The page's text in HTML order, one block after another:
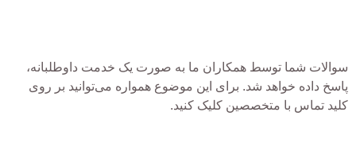
سوالات شما توسط همکاران ما به صورت یک خدمت داوطلبانه،
پاسخ داده خواهد شد. برای این موضوع همواره می‌توانید بر روی
کلید تماس با متخصصین کلیک کنید.